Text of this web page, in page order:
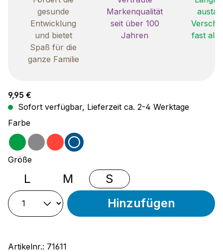
gesunde
Entwicklung
und bietet
Spaß für die
ganze Familie
Markenqualität
seit über 100
Jahren
fast
Regulärer Preis:
9,95 €
Sofort verfügbar, Lieferzeit ca. 2-4 Werktage
Farbeauswählen
grüngraurot blau
Größeauswählen
L M
S
Hinzufügen
Artikelnr.: 71611